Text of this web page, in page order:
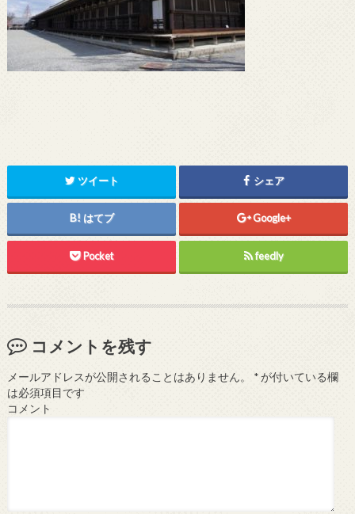
ツイート シェア
はてブ Google+
Pocket feedly
コメントを残す
メールアドレスが公開されることはありません。 *が付いている欄
は必須項目です
コメント